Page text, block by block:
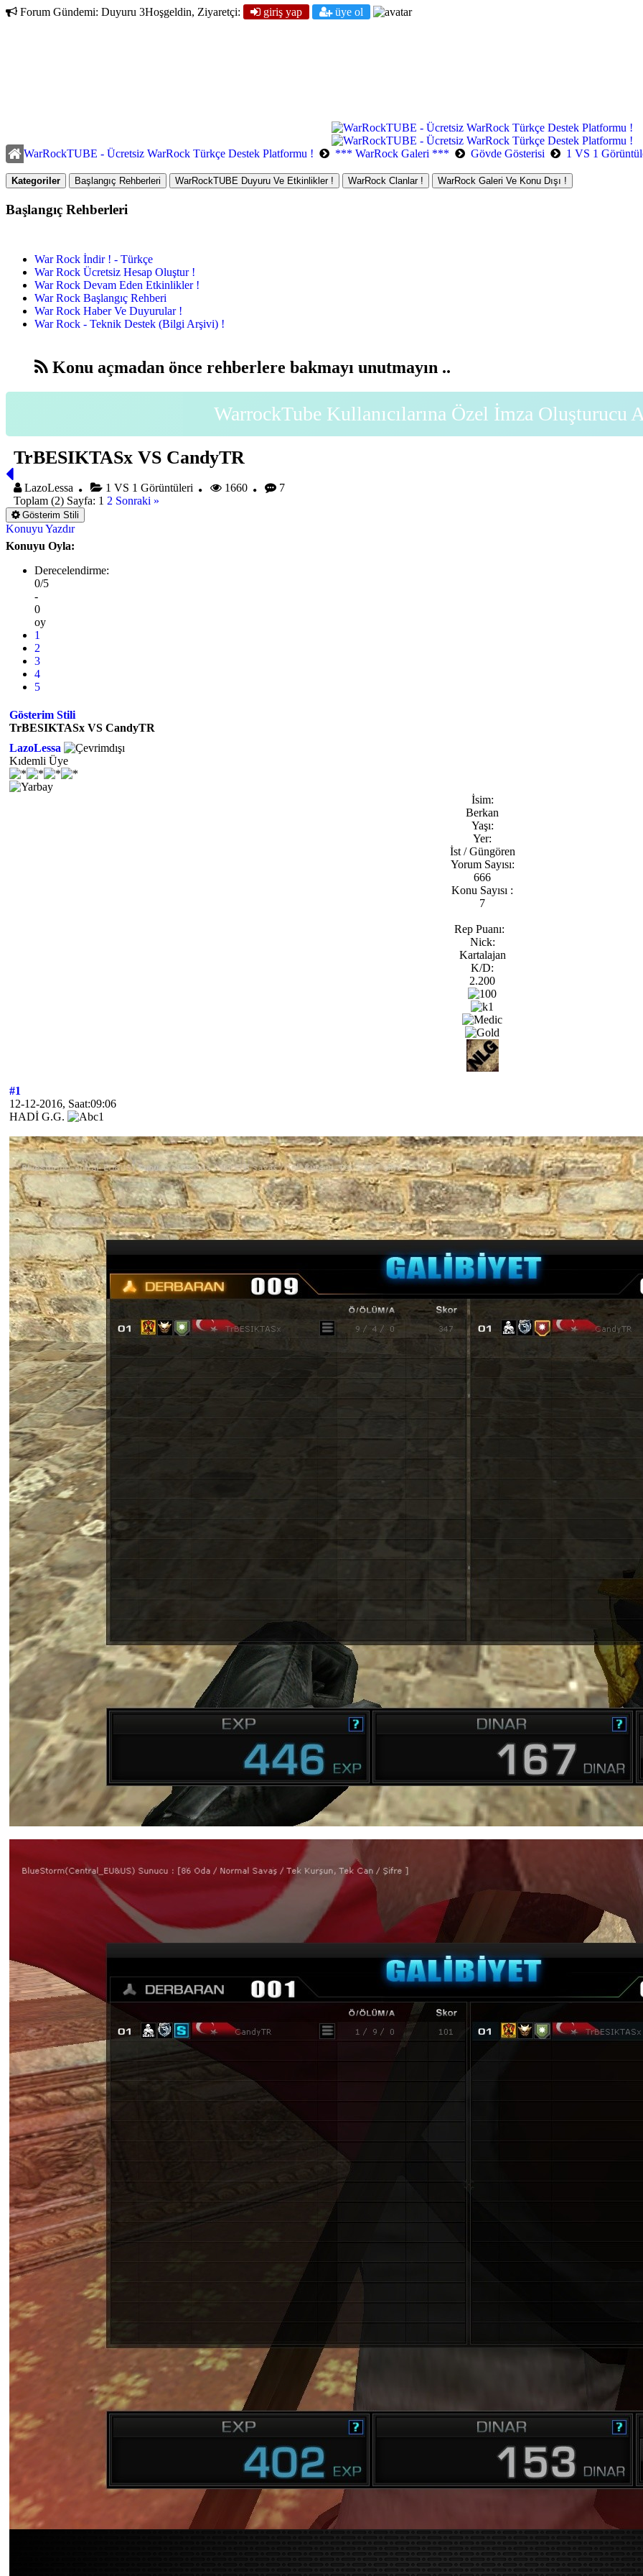
Forum Gündemi: Duyuru 3Hoşgeldin, Ziyaretçi: giriş yap üye ol
WarRockTUBE - Ücretsiz WarRock Türkçe Destek Platformu ! *** WarRock Galeri *** Gövde Gösterisi 1 VS 1
Kategoriler Başlangıç Rehberleri WarRockTUBE Duyuru Ve Etkinlikler ! WarRock Clanlar ! WarRock Galeri Ve Konu Dışı !
Başlangıç Rehberleri
War Rock İndir ! - Türkçe
War Rock Ücretsiz Hesap Oluştur !
War Rock Devam Eden Etkinlikler !
War Rock Başlangıç Rehberi
War Rock Haber Ve Duyurular !
War Rock - Teknik Destek (Bilgi Arşivi) !
Konu açmadan önce rehberlere bakmayı unutmayın ..
WarrockTube Kullanıcılarına Özel İmza
TrBESIKTASx VS CandyTR
LazoLessa 1 VS 1 Görüntüleri 1660
7
Toplam (2) Sayfa: 1 2 Sonraki »
Gösterim Stili
Konuyu Yazdır
Konuyu Oyla:
Derecelendirme:
0/5
-
0
oy
1
2
3
4
5
Gösterim Stili
TrBESIKTASx VS CandyTR
LazoLessa
Kıdemli Üye
İsim:
Berkan
Yaşı:
Yer:
İst / Güngören
Yorum Sayısı:
666
Konu Sayısı :
7
Rep Puanı:
Nick:
Kartalajan
K/D:
2.200
#1
12-12-2016, Saat:09:06
HADİ G.G.